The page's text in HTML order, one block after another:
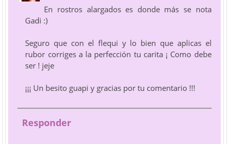
En rostros alargados es donde más se nota
Gadi :)
Seguro que con el flequi y lo bien que aplicas el
rubor corriges a la perfección tu carita ¡ Como debe
ser ! jeje
¡¡¡ Un besito guapi y gracias por tu comentario !!!
Responder